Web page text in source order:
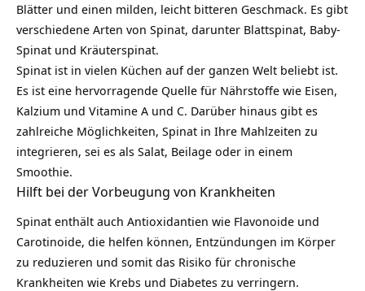
Blätter und einen milden, leicht bitteren Geschmack. Es gibt
verschiedene Arten von Spinat, darunter Blattspinat, Baby-
Spinat und Kräuterspinat.
Spinat ist in vielen Küchen auf der ganzen Welt beliebt ist.
Es ist eine hervorragende Quelle für Nährstoffe wie Eisen,
Kalzium und Vitamine A und C. Darüber hinaus gibt es
zahlreiche Möglichkeiten, Spinat in Ihre Mahlzeiten zu
integrieren, sei es als Salat, Beilage oder in einem
Smoothie.
Hilft bei der Vorbeugung von Krankheiten
Spinat enthält auch Antioxidantien wie Flavonoide und
Carotinoide, die helfen können, Entzündungen im Körper
zu reduzieren und somit das Risiko für chronische
Krankheiten wie Krebs und Diabetes zu verringern.